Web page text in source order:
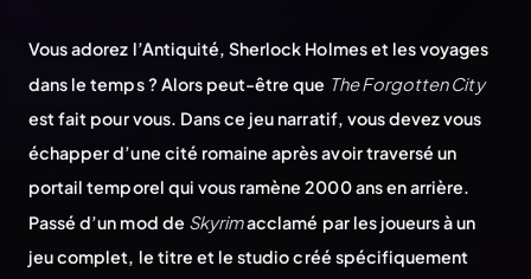
Vous adorez l’Antiquité, Sherlock Holmes et les voyages
dans le temps ? Alors peut-être que The Forgotten City
est fait pour vous. Dans ce jeu narratif, vous devez vous
échapper d’une cité romaine après avoir traversé un
portail temporel qui vous ramène 2000 ans en arrière.
Passé d’un mod de Skyrimacclamé par les joueurs à un
jeu complet, le titre et le studio créé spécifiquement